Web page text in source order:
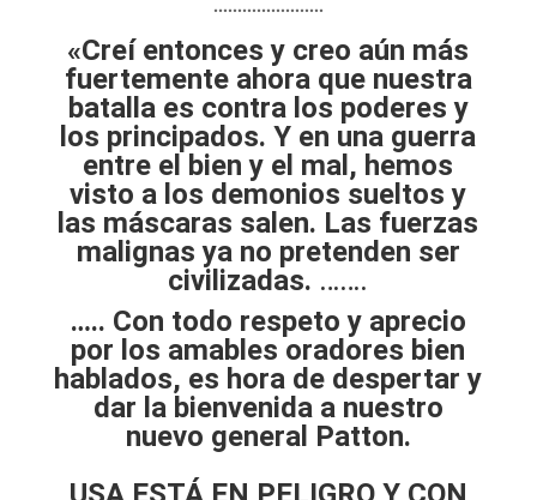
…………………..
«Creí entonces y creo aún más
fuertemente ahora que nuestra
batalla es contra los poderes y
los principados. Y en una guerra
entre el bien y el mal, hemos
visto a los demonios sueltos y
las máscaras salen. Las fuerzas
malignas ya no pretenden ser
civilizadas. …….
….. Con todo respeto y aprecio
por los amables oradores bien
hablados, es hora de despertar y
dar la bienvenida a nuestro
nuevo general Patton.